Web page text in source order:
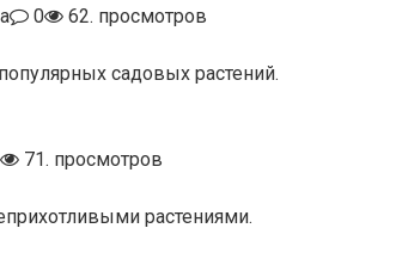
0 62. просмотров
садовых растений.
71. просмотров
растениями.